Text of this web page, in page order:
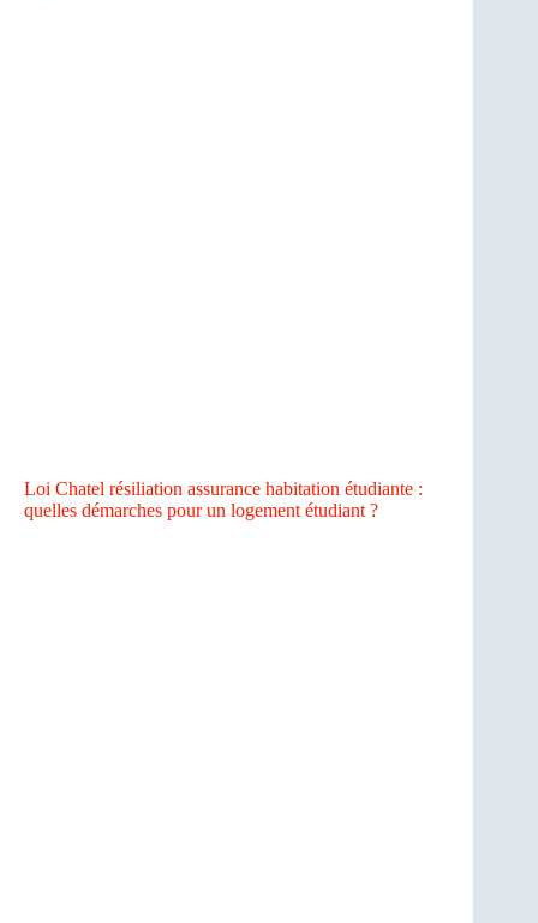
Loi Chatel résiliation assurance habitation étudiante :
quelles démarches pour un logement étudiant ?